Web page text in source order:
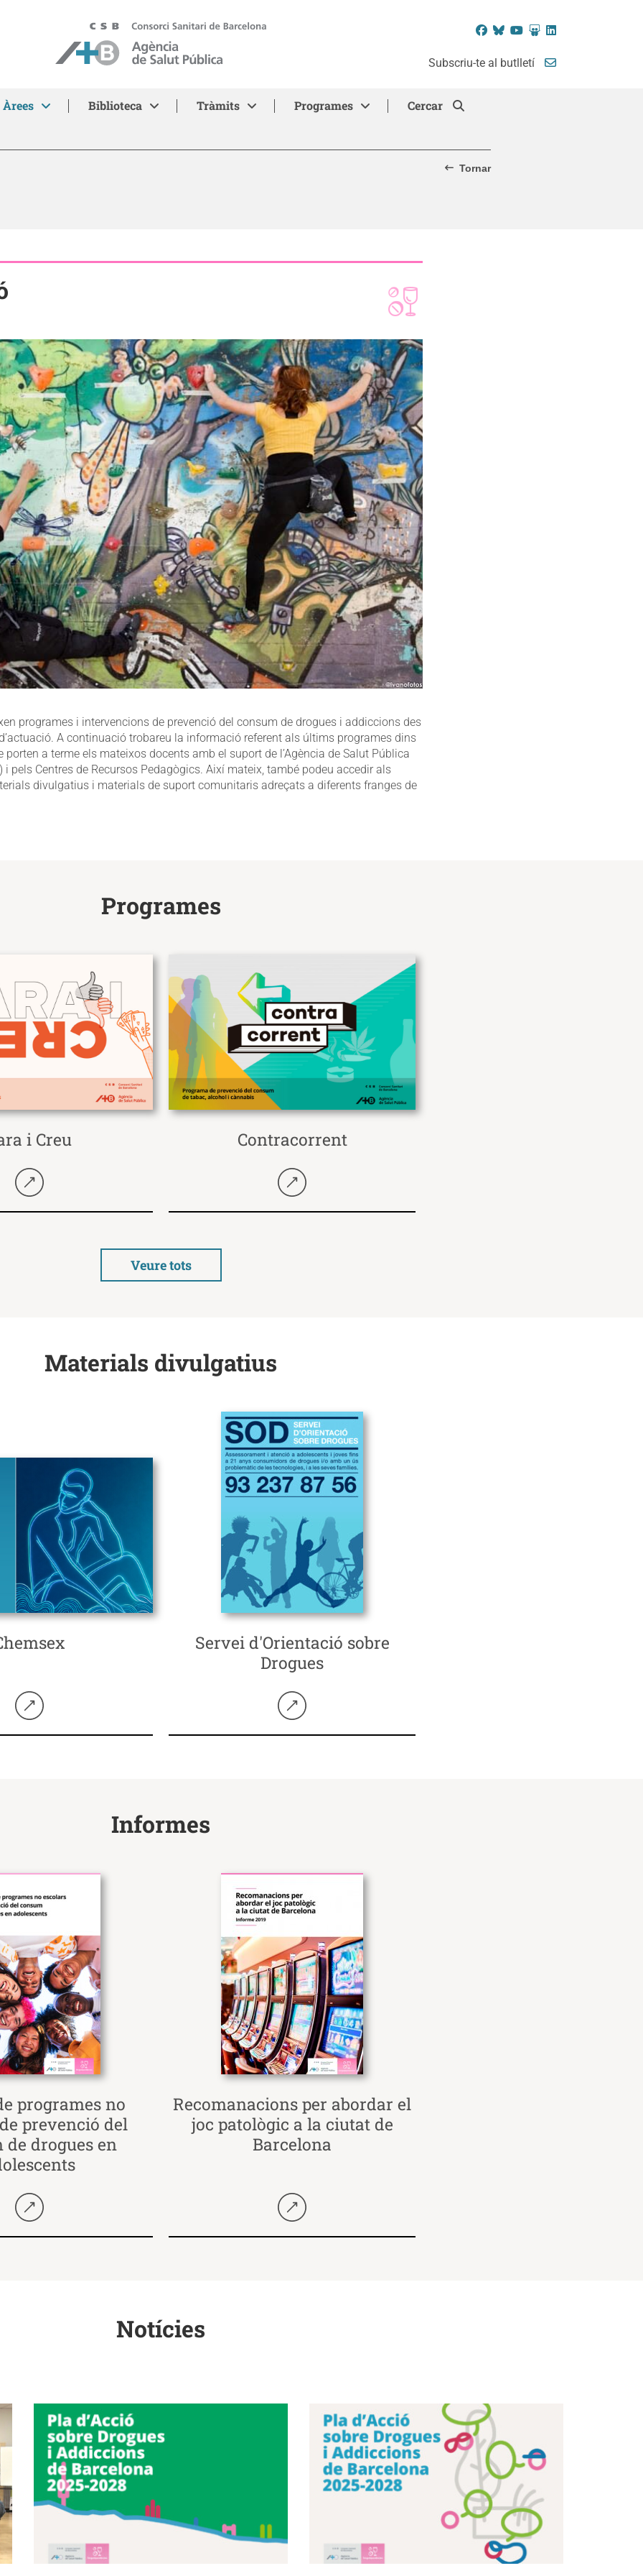
ASPB - Agència de Salut Pública de Barcelona Facebook
BlueskyYouTube
SlideShare
LinkedIn
Subscriu-te al butlletí
Àrees Biblioteca Tràmits Programes Cercar
Tornar
programes i intervencions de prevenció del consum de drogues i addiccions des
A continuació trobareu la informació referent als últims programes dins
porten a terme els mateixos docents amb el suport de l’Agència de Salut Pública
i pels Centres de Recursos Pedagògics. Així mateix, també podeu accedir als
divulgatius i materials de suport comunitaris adreçats a diferents franges de
Programes
i Creu Contracorrent
Veure tots
Materials divulgatius
Servei d'Orientació sobre
Drogues
Informes
programes no
prevenció del
de drogues en
Recomanacions per abordar el
joc patològic a la ciutat de
Barcelona
Notícies